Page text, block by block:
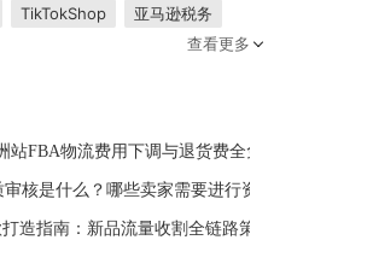
TikTokShop
亚马逊税务
东南亚市场
亚马逊春季大促
亚马逊侵权
路 亚马逊旺季
亚马逊BD
Deal站
PrimeDay
查看更多
站FBA物流费用下调与退货费全免解读
核是什么？哪些卖家需要进行资质审核？
造指南：新品流量收割全链路策略